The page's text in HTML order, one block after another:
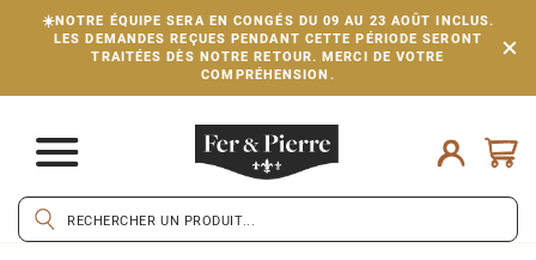
☀️NOTRE ÉQUIPE SERA EN CONGÉS DU 09 AU 23 AOÛT INCLUS.
LES DEMANDES REÇUES PENDANT CETTE PÉRIODE SERONT
TRAITÉES DÈS NOTRE RETOUR. MERCI DE VOTRE
COMPRÉHENSION.